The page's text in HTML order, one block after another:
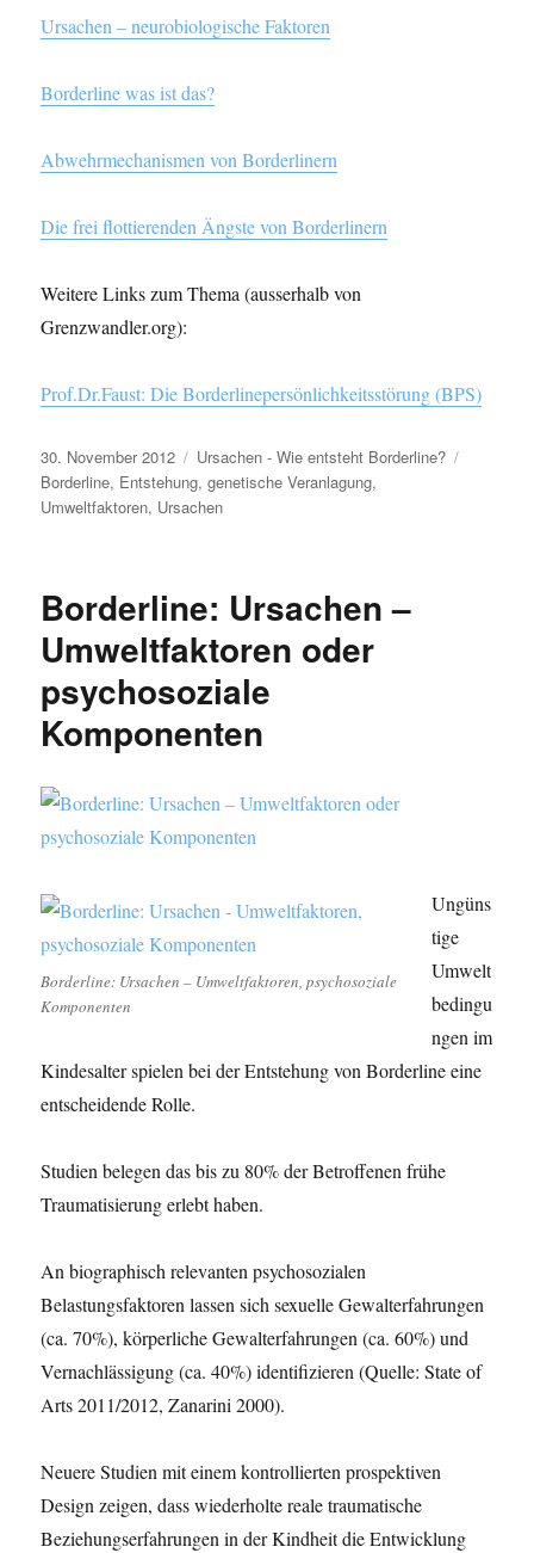
Ursachen – neurobiologische Faktoren
Borderline was ist das?
Abwehrmechanismen von Borderlinern
Die frei flottierenden Ängste von Borderlinern
Weitere Links zum Thema (ausserhalb von
Grenzwandler.org):
Prof.Dr.Faust: Die Borderlinepersönlichkeitsstörung (BPS)
Veröffentlicht
am
30. November 2012 Kategorien
Ursachen - Wie entsteht Borderline?
Borderline, Entstehung,genetische Veranlagung,
Umweltfaktoren, Ursachen
Borderline: Ursachen –
Umweltfaktoren oder
psychosoziale
Komponenten
Borderline: Ursachen – Umweltfaktoren, psychosoziale
Komponenten
Ungüns
tige
Umwelt
bedingu
ngen im
Kindesalter spielen bei der Entstehung von Borderline eine
entscheidende Rolle.
Studien belegen das bis zu 80% der Betroffenen frühe
Traumatisierung erlebt haben.
An biographisch relevanten psychosozialen
Belastungsfaktoren lassen sich sexuelle Gewalterfahrungen
(ca. 70%), körperliche Gewalterfahrungen (ca. 60%) und
Vernachlässigung (ca. 40%) identifizieren (Quelle: State of
Arts 2011/2012, Zanarini 2000).
Neuere Studien mit einem kontrollierten prospektiven
Design zeigen, dass wiederholte reale traumatische
Beziehungserfahrungen in der Kindheit die Entwicklung